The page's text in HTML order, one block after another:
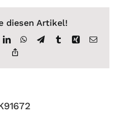
diesen Artikel!
LinkedInWhatsApp
TelegramTumblrXing E-